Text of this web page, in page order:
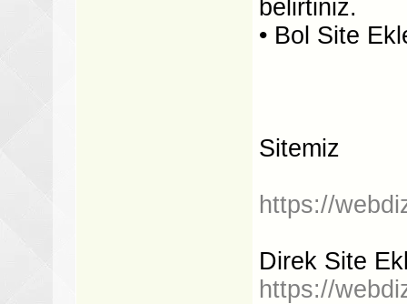
belirtiniz.
• Bol Site
Sitemiz
https://
Direk Site
https://